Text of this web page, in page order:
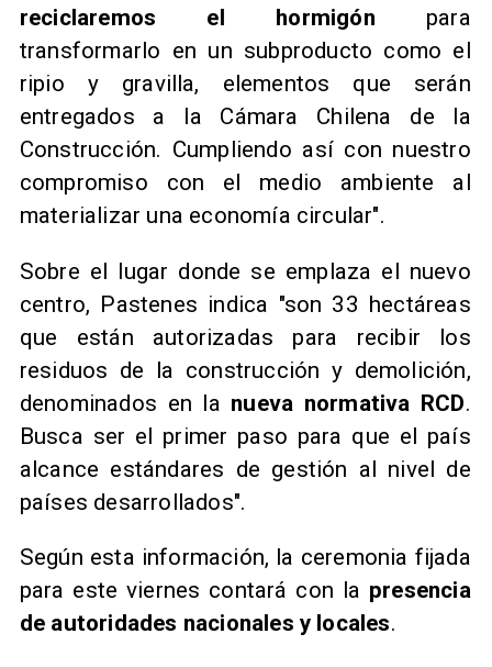
reciclaremos el hormigón para
transformarlo en un subproducto como el
ripio y gravilla, elementos que serán
entregados a la Cámara Chilena de la
Construcción. Cumpliendo así con nuestro
compromiso con el medio ambiente al
materializar una economía circular".
Sobre el lugar donde se emplaza el nuevo
centro, Pastenes indica "son 33 hectáreas
que están autorizadas para recibir los
residuos de la construcción y demolición,
denominados en la nueva normativa RCD.
Busca ser el primer paso para que el país
alcance estándares de gestión al nivel de
países desarrollados".
Según esta información, la ceremonia fijada
para este viernes contará con la presencia
de autoridades nacionales y locales.